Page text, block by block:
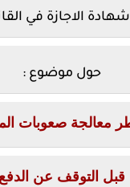
الاجازة في
حول موضوع :
معالجة صعوبات
قبل التوقف عن الدفع